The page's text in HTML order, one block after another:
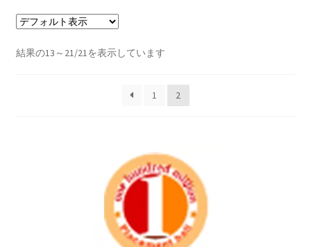
プライバシーポリシー
特定商取引法に基づく表記
結果の13～21/21を表示しています
1 2